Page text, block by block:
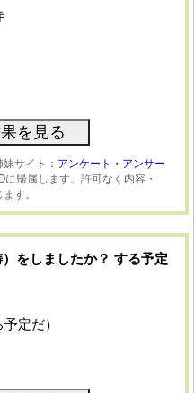
サイト： アンケート・アンサー
帰属します。許可なく内容・
す。
をしましたか？ する予定
定だ）